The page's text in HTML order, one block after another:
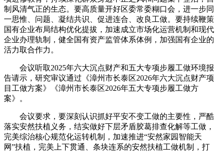
制风清气正的生态。要高质量开好区委常委糊口会，进一步同
一思惟、问题、凝结共识、促进连合、改良工做。要持续鞭策
国有企业布局结构优化提拔，加速成立市场化运营机制和现代
企业办理轨制，健全国有资产监管体系体例，加强国有企业的
活力取合作力。
会议听取2025年六大沉点财产和五大专项步履工做环境报
告请示，研究审议通过《漳州市长泰区2026年六大沉点财产项
目工做方案》《漳州市长泰区2026年五大专项步履工做方
案》。
会议要求，要深刻认识抓好平安不变工做的主要性，严酷
落实安然扶植义务，结实做好下层矛盾胶葛排查化解等工做，
完美综治核心规范化运转机制，加速推进“安然家园智能天
网”扶植，完美上下贯通、条块连系的安然扶植工做机制，打